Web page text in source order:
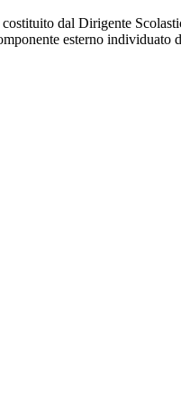
dal Dirigente
esterno individuato